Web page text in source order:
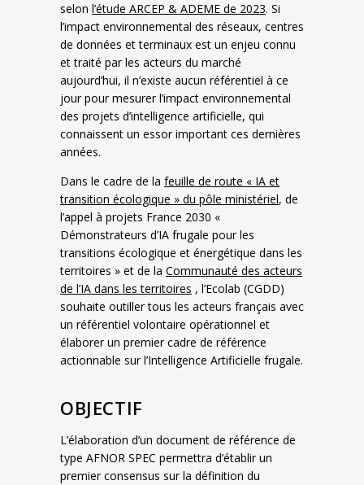
selon l’étude ARCEP & ADEME de 2023. Si
l’impact environnemental des réseaux, centres
de données et terminaux est un enjeu connu
et traité par les acteurs du marché
aujourd’hui, il n’existe aucun référentiel à ce
jour pour mesurer l’impact environnemental
des projets d’intelligence artificielle, qui
connaissent un essor important ces dernières
années.
Dans le cadre de la feuille de route « IA et
transition écologique » du pôle ministériel, de
l’appel à projets France 2030 «
Démonstrateurs d’IA frugale pour les
transitions écologique et énergétique dans les
territoires » et de la Communauté des acteurs
de l’IA dans les territoires , l’Ecolab (CGDD)
souhaite outiller tous les acteurs français avec
un référentiel volontaire opérationnel et
élaborer un premier cadre de référence
actionnable sur l’Intelligence Artificielle frugale.
OBJECTIF
L’élaboration d’un document de référence de
type AFNOR SPEC permettra d’établir un
premier consensus sur la définition du